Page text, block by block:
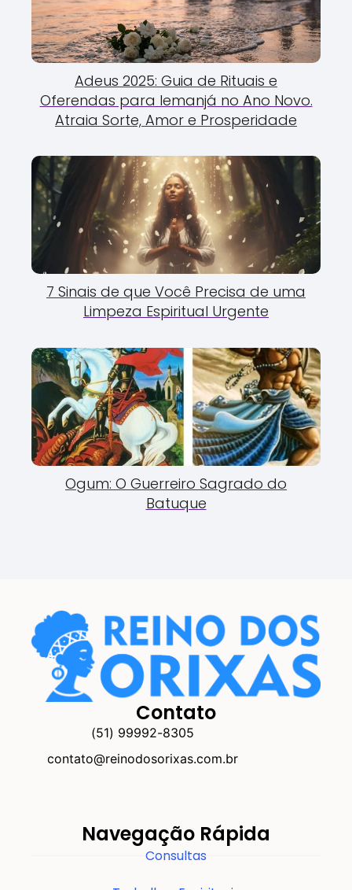
Adeus 2025: Guia de Rituais e
Oferendas para Iemanjá no Ano Novo.
Atraia Sorte, Amor e Prosperidade
7 Sinais de que Você Precisa de uma
Limpeza Espiritual Urgente
Ogum: O Guerreiro Sagrado do
Batuque
Contato
(51) 99992-8305
contato@reinodosorixas.com.br
Navegação Rápida
Consultas